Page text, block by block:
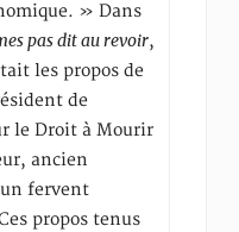
» Dans
pas dit au revoir,
les propos de
de
le Droit à Mourir
ancien
fervent
propos tenus